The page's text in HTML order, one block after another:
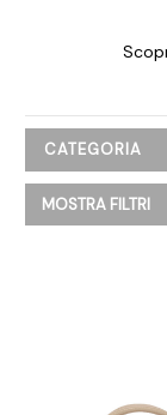
CATEGORIA
Donna
Pochette
MOSTRA FILTRI